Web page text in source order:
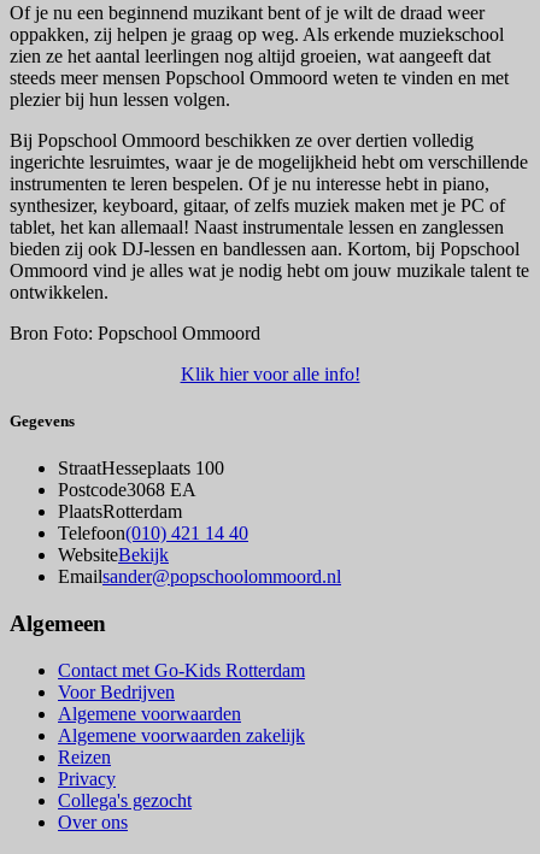
Of je nu een beginnend muzikant bent of je wilt de draad weer
oppakken, zij helpen je graag op weg. Als erkende muziekschool
zien ze het aantal leerlingen nog altijd groeien, wat aangeeft dat
steeds meer mensen Popschool Ommoord weten te vinden en met
plezier bij hun lessen volgen.
Bij Popschool Ommoord beschikken ze over dertien volledig
ingerichte lesruimtes, waar je de mogelijkheid hebt om verschillende
instrumenten te leren bespelen. Of je nu interesse hebt in piano,
synthesizer, keyboard, gitaar, of zelfs muziek maken met je PC of
tablet, het kan allemaal! Naast instrumentale lessen en zanglessen
bieden zij ook DJ-lessen en bandlessen aan. Kortom, bij Popschool
Ommoord vind je alles wat je nodig hebt om jouw muzikale talent te
ontwikkelen.
Bron Foto: Popschool Ommoord
Klik hier voor alle info!
Gegevens
StraatHesseplaats 100
Postcode3068 EA
PlaatsRotterdam
Telefoon(010) 421 14 40
WebsiteBekijk
Emailsander@popschoolommoord.nl
Algemeen
Contact met Go-Kids Rotterdam
Voor Bedrijven
Algemene voorwaarden
Algemene voorwaarden zakelijk
Reizen
Privacy
Collega's gezocht
Over ons